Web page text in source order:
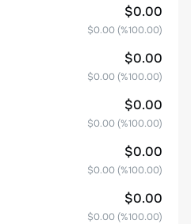
$0.00
$0.00 (%100.00)
$0.00
$0.00 (%100.00)
$0.00
$0.00 (%100.00)
$0.00
$0.00 (%100.00)
$0.00
$0.00 (%100.00)